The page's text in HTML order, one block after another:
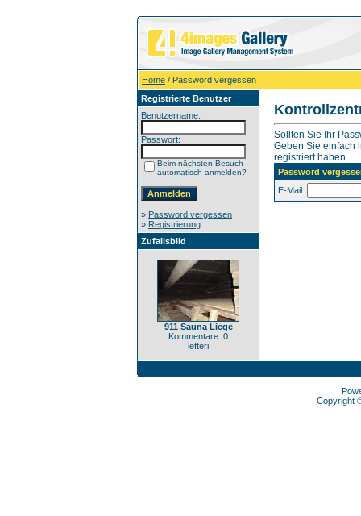
Home / Password vergessen
Registrierte Benutzer
Benutzername:
Passwort:
Beim nächsten Besuch
automatisch anmelden?
» Password vergessen
» Registrierung
Zufallsbild
911 Sauna Liege
Kommentare: 0
lefteri
Sollten Sie Ihr
Geben Sie einfach
registriert haben.
Password
E-Mail:
Copyright